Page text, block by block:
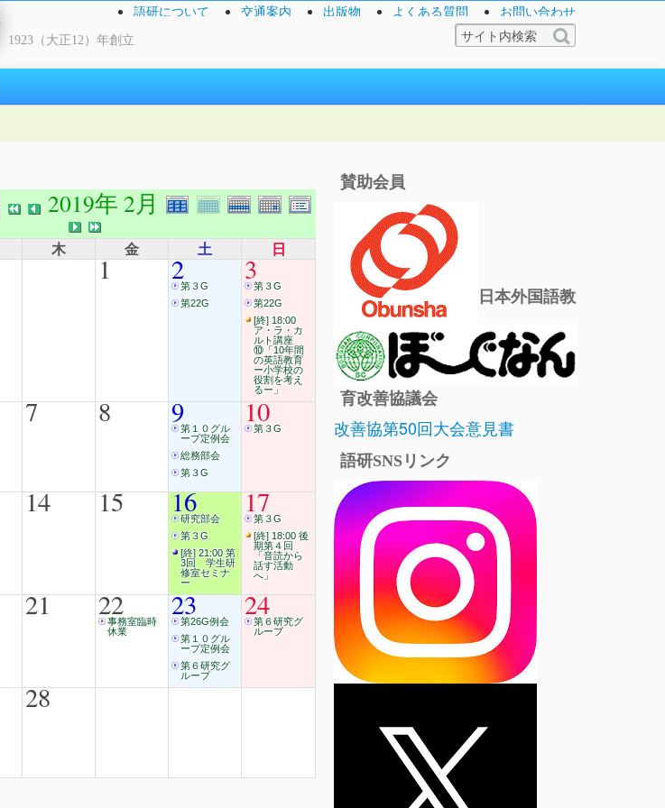
1923（大正12）年創立
語研について 交通案内 出版物 よくある質問 お問い合わせ
2019年 2月
木 金 土 日
1 2第３G
第22G
3第３G
第22G
[終] 18:00
ア・ラ・カ
ルト講座
⑩「10年間
の英語教育
ー小学校の
役割を考え
るー」
7 8 9第１０グル
ープ定例会
総務部会
第３G
10
第３G
14 15 16
研究部会
第３G
[終] 21:00 第
3回 学生研
修室セミナ
ー
17
第３G
[終] 18:00 後
期第４回
「音読から
話す活動
へ」
21 22
事務室臨時
休業
23
第26G例会
第１０グル
ープ定例会
第６研究グ
ループ
24
第６研究グ
ループ
28
賛助会員
日本外国語教
育改善協議会
改善協第50回大会意見書
語研SNSリンク